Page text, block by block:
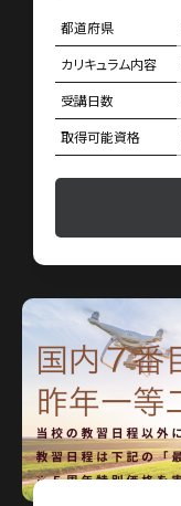
都道府県
カリキュラム内容
受講日数
取得可能資格